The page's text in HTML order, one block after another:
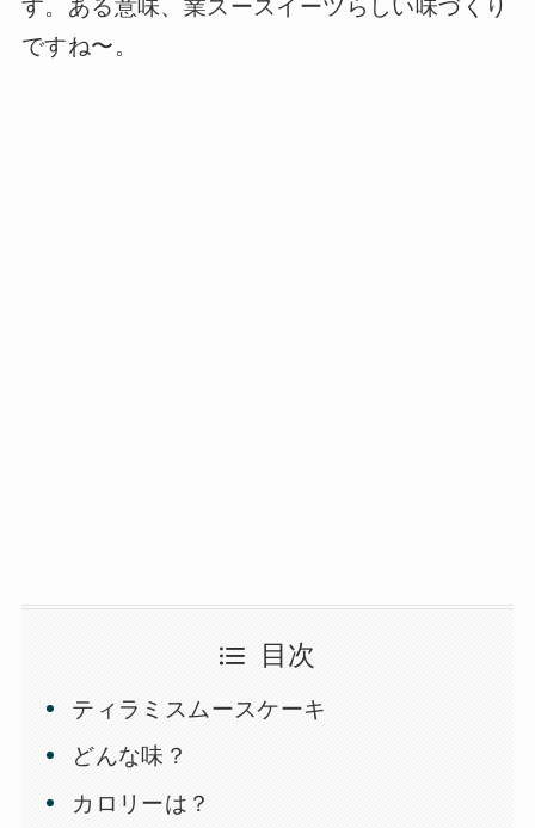
す。ある意味、業スースイーツらしい味づくり
ですね〜。
目次
ティラミスムースケーキ
どんな味？
カロリーは？